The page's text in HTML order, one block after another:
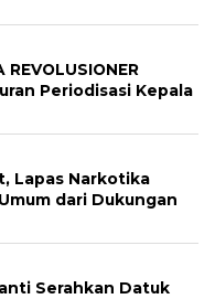
Periodisasi Kepala
Lapas Narkotika
dari Dukungan
Serahkan Datuk